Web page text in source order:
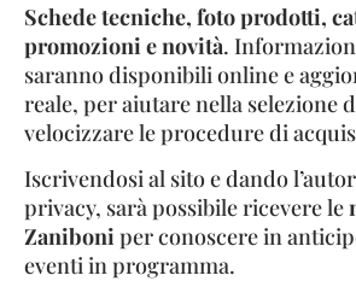
Schede tecniche, foto prodotti,
promozioni e novità.
saranno disponibili online e
reale, per aiutare nella selezione
velocizzare le procedure di
Iscrivendosi al sito e dando
privacy, sarà possibile ricevere le
Zaniboniper conoscere in
eventi in programma.